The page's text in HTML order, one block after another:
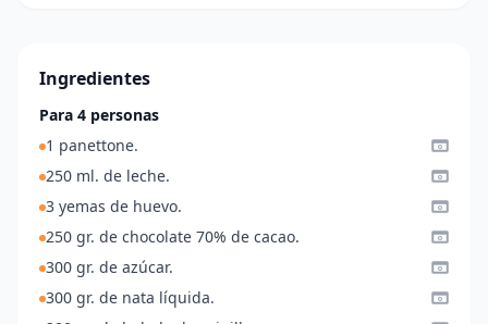
Ingredientes
Para 4 personas
1 panettone.
250 ml. de leche.
3 yemas de huevo.
250 gr. de chocolate 70% de cacao.
300 gr. de azúcar.
300 gr. de nata líquida.